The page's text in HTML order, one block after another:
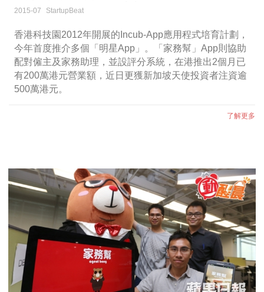
2015-07 StartupBeat
香港科技園2012年開展的Incub-App應用程式培育計劃，
今年首度推介多個「明星App」。「家務幫」App則協助
配對僱主及家務助理，並設評分系統，在港推出2個月已
有200萬港元營業額，近日更獲新加坡天使投資者注資逾
500萬港元。
了解更多